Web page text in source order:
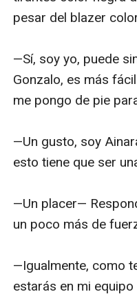
pesar del blazer
—Sí, soy yo, puede
Gonzalo, es más
me pongo de pie
—Un gusto, soy
esto tiene que ser
—Un placer—
un poco más de
—Igualmente, como
estarás en mi